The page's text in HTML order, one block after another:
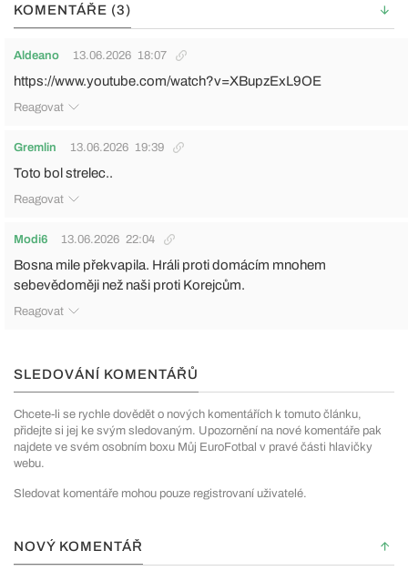
KOMENTÁŘE (3)
Aldeano 13.06.2026 18:07
https://www.youtube.com/watch?v=XBupzExL9OE
Reagovat
Gremlin 13.06.2026 19:39
Toto bol strelec..
Reagovat
Modi6 13.06.2026 22:04
Bosna mile překvapila. Hráli proti domácím mnohem
sebevědoměji než naši proti Korejcům.
Reagovat
SLEDOVÁNÍ KOMENTÁŘŮ
Chcete-li se rychle dovědět o nových komentářích k tomuto článku,
přidejte si jej ke svým sledovaným. Upozornění na nové komentáře pak
najdete ve svém osobním boxu Můj EuroFotbal v pravé části hlavičky
webu.
Sledovat komentáře mohou pouze registrovaní uživatelé.
NOVÝ KOMENTÁŘ